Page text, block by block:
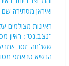
ואיראן מסתירה
ראיונות מצולמים
ששלחה מסר
הנשיא טראמפ